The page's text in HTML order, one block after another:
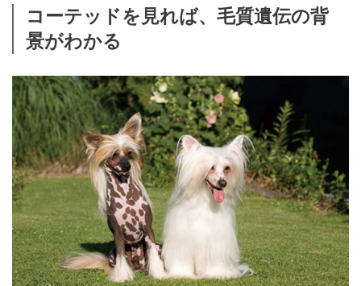
コーテッドを見れば、毛質遺伝の背
景がわかる